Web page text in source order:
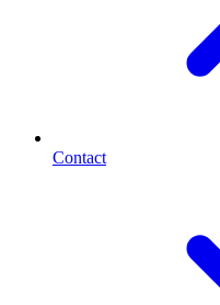
Contact